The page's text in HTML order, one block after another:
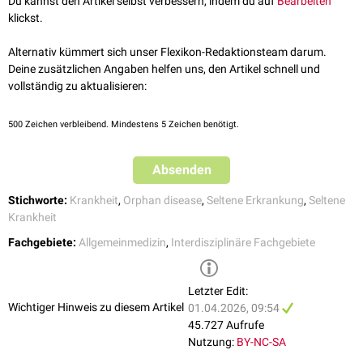
Video: Orphan Diseases - Ärzte-Odyssee verhindern
Cryopyrin-assoziiertes periodisches Syndrom
Lennox-Gastaut-Syndrom
siehe auch: Liste der seltenen Krankheiten(Übersicht)
klickst.
Alternativ kümmert sich unser Flexikon-Redaktionsteam darum.
Deine zusätzlichen Angaben helfen uns, den Artikel schnell und
vollständig zu aktualisieren:
500 Zeichen verbleibend. Mindestens 5 Zeichen benötigt.
Absenden
Stichworte: Krankheit, Orphan disease, Seltene Erkrankung, Seltene
Krankheit
Fachgebiete: Allgemeinmedizin, Interdisziplinäre Fachgebiete
Wichtiger Hinweis zu diesem Artikel
Letzter Edit:
01.04.2026, 09:54
45.727 Aufrufe
Nutzung: BY-NC-SA